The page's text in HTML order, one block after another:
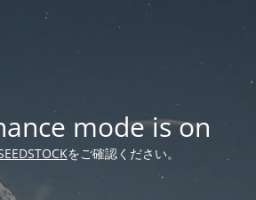
mode is on
をご確認ください。